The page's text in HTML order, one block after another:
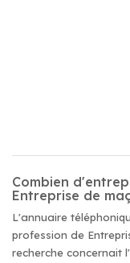
Combien
Entreprise de
L'annuaire
profession de
recherche concernait